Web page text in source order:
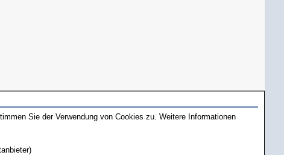
Sie der Verwendung von Cookies zu. Weitere Informationen